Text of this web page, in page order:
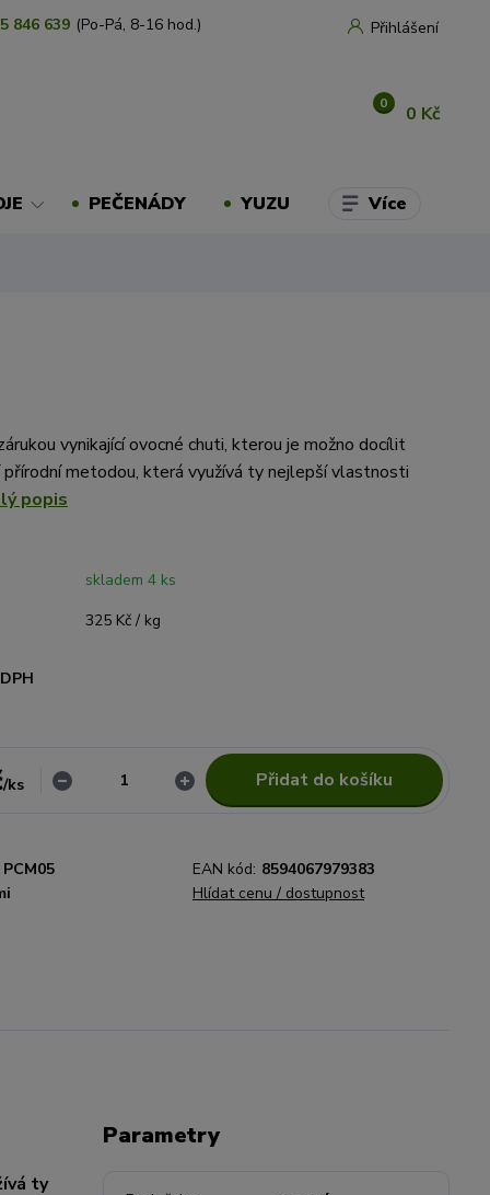
Přihlášení
846 639 (Po-Pá, 8-16 hod.)
0 0 Kč
PEČENÁDY YUZU Více
vynikající ovocné chuti, kterou je možno docílit
přírodní metodou, která využívá ty nejlepší vlastnosti
popis
skladem 4 ks
325 Kč / kg
/ks Přidat do košíku
PCM05 EAN kód: 8594067979383
Hlídat cenu / dostupnost
ty
Parametry